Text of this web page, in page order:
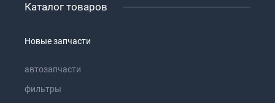
Каталог товаров
Новые запчасти
автозапчасти
фильтры